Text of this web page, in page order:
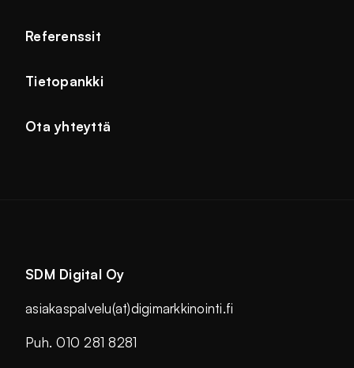
Referenssit
Tietopankki
Ota yhteyttä
SDM Digital Oy
asiakaspalvelu(at)digimarkkinointi.fi
Puh. 010 281 8281